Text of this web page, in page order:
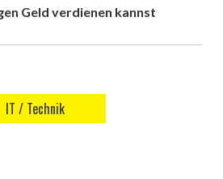
Geld verdienen kannst
IT / Technik